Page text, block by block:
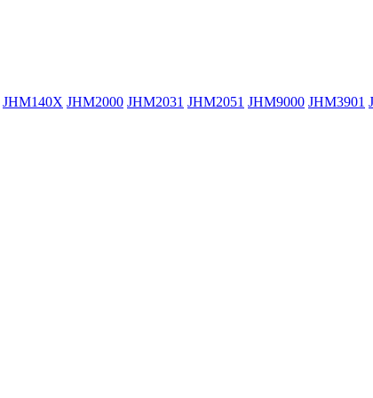
JHM140X JHM2000 JHM2031 JHM2051 JHM9000 JHM3901